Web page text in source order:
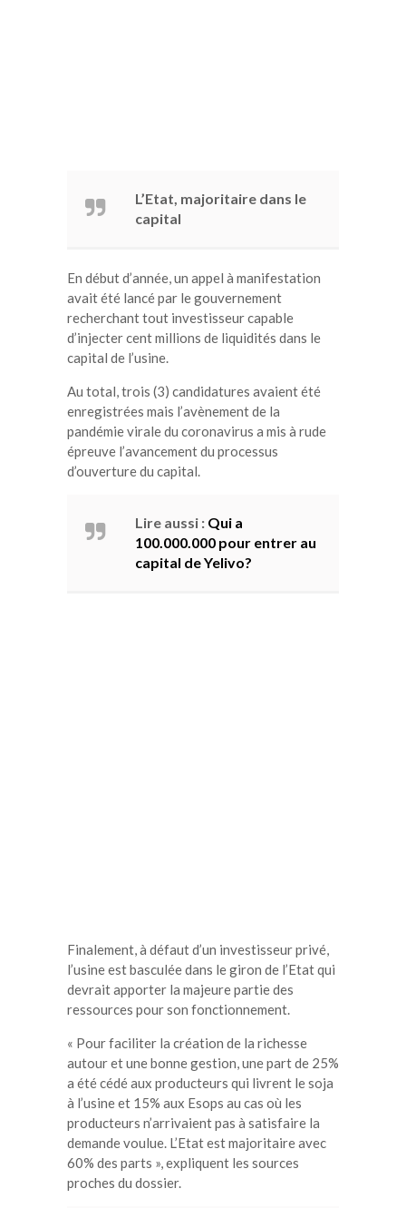
L’Etat, majoritaire dans le
capital
En début d’année, un appel à manifestation
avait été lancé par le gouvernement
recherchant tout investisseur capable
d’injecter cent millions de liquidités dans le
capital de l’usine.
Au total, trois (3) candidatures avaient été
enregistrées mais l’avènement de la
pandémie virale du coronavirus a mis à rude
épreuve l’avancement du processus
d’ouverture du capital.
Lire aussi : Qui a
100.000.000 pour entrer au
capital de Yelivo?
Finalement, à défaut d’un investisseur privé,
l’usine est basculée dans le giron de l’Etat qui
devrait apporter la majeure partie des
ressources pour son fonctionnement.
« Pour faciliter la création de la richesse
autour et une bonne gestion, une part de 25%
a été cédé aux producteurs qui livrent le soja
à l’usine et 15% aux Esops au cas où les
producteurs n’arrivaient pas à satisfaire la
demande voulue. L’Etat est majoritaire avec
60% des parts », expliquent les sources
proches du dossier.